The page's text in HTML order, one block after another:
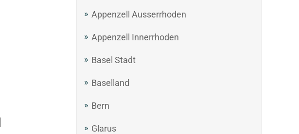
Appenzell Ausserrhoden
Appenzell Innerrhoden
Basel Stadt
Baselland
Bern
Glarus